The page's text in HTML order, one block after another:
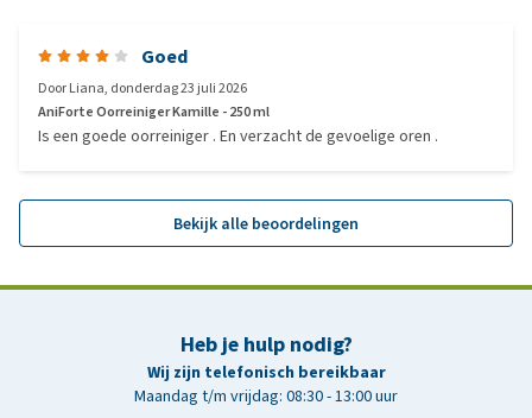
Goed
DoorLiana, donderdag 23 juli 2026
AniForte Oorreiniger Kamille - 250 ml
Is een goede oorreiniger . En verzacht de gevoelige oren .
Bekijk alle beoordelingen
Heb je hulp nodig?
Wij zijn telefonisch bereikbaar
Maandag t/m vrijdag: 08:30 - 13:00 uur